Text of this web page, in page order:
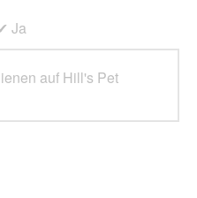
Ja
auf Hill's Pet